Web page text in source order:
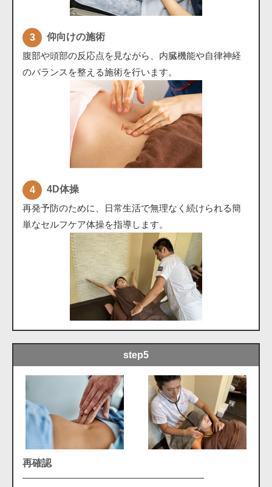
仰向けの施術
腹部や頭部の反応点を見ながら、内臓機能や自律神経
のバランスを整える施術を行います。
4D体操
再発予防のために、日常生活で無理なく続けられる簡
単なセルフケア体操を指導します。
step5
再確認